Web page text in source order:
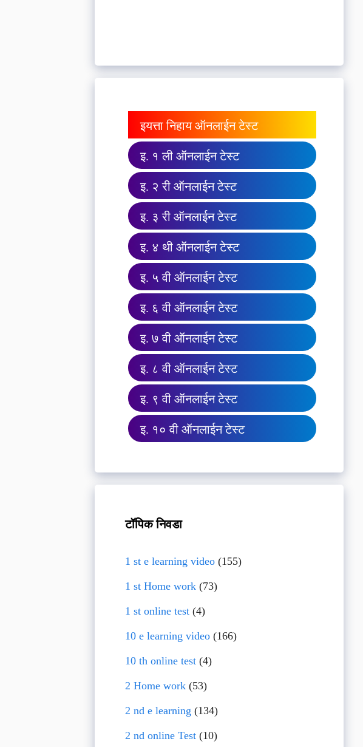
इयत्ता निहाय ऑनलाईन टेस्ट
इ. १ ली ऑनलाईन टेस्ट
इ. २ री ऑनलाईन टेस्ट
इ. ३ री ऑनलाईन टेस्ट
इ. ४ थी ऑनलाईन टेस्ट
इ. ५ वी ऑनलाईन टेस्ट
इ. ६ वी ऑनलाईन टेस्ट
इ. ७ वी ऑनलाईन टेस्ट
इ. ८ वी ऑनलाईन टेस्ट
इ. ९ वी ऑनलाईन टेस्ट
इ. १० वी ऑनलाईन टेस्ट
टॉपिक निवडा
1 st e learning video(155)
1 st Home work(73)
1 st online test(4)
10 e learning video(166)
10 th online test(4)
2 Home work(53)
2 nd e learning (134)
2 nd online Test(10)